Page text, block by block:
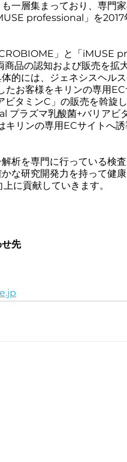
一層集まっており、専門
professional」を2017
」と「iMUSE
品の認知および販売を拡
的には、ジェネシスヘル
お客様をキリンの専用EC
タミンC」の販売を斡旋
ラズマ乳酸菌+バリアビ
キリンの専用ECサイトへ
析を専門に行っている検
な研究開発力を持って健
に貢献していきます。
先